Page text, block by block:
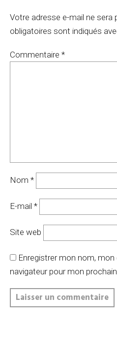
Votre adresse e-mail ne sera
obligatoires sont indiqués
Commentaire *
Nom *
E-mail *
Site web
Enregistrer mon nom,
navigateur pour mon